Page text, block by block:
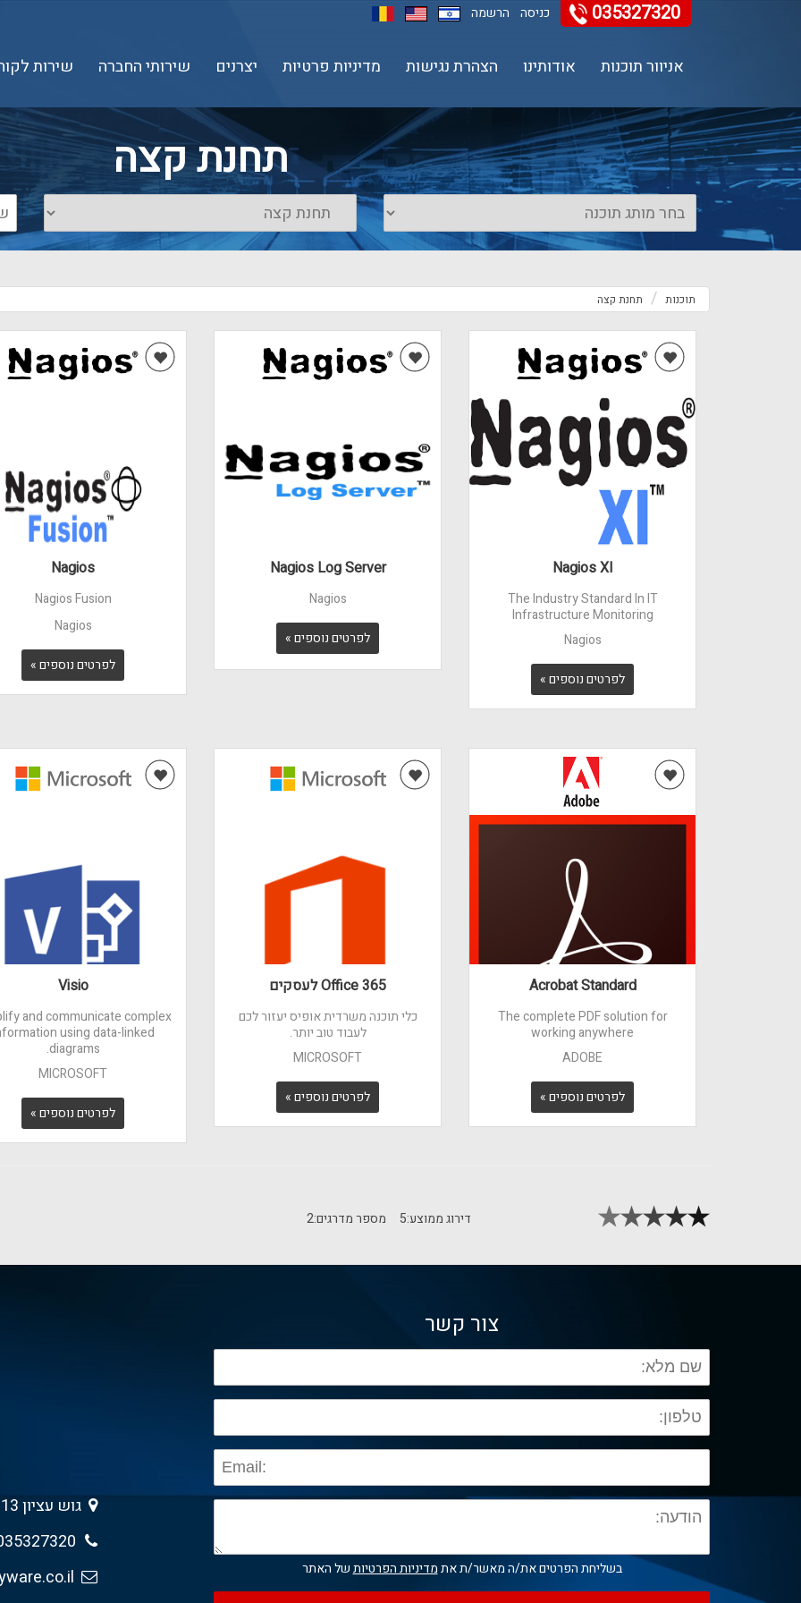
035327320 כניסה הרשמה
אניוור תוכנות אודותינו הצהרת נגישות מדיניות פרטיות יצרנים שירותי החברה שירות
תחנת קצה
תוכנות תחנת קצה
Nagios XI
The Industry Standard In IT
Infrastructure Monitoring
Nagios
לפרטים נוספים »
Nagios Log Server
Nagios
לפרטים נוספים »
Nagios
Nagios Fusion
Nagios
לפרטים נוספים »
Acrobat Standard
The complete PDF solution for
working anywhere
ADOBE
לפרטים נוספים »
Office 365 לעסקים
כלי תוכנה משרדית אופיס יעזור לכם
לעבוד טוב יותר.
MICROSOFT
לפרטים נוספים »
Visio
and communicate complex
using data-linked
diagrams.
MICROSOFT
לפרטים נוספים »
מספר מדרגים:2 דירוג ממוצע:5
צור קשר
בשליחת הפרטים את/ה מאשר/ת אתמדיניות הפרטיותשל האתר
גוש עציון 13 , גבעת שמואל 5403013